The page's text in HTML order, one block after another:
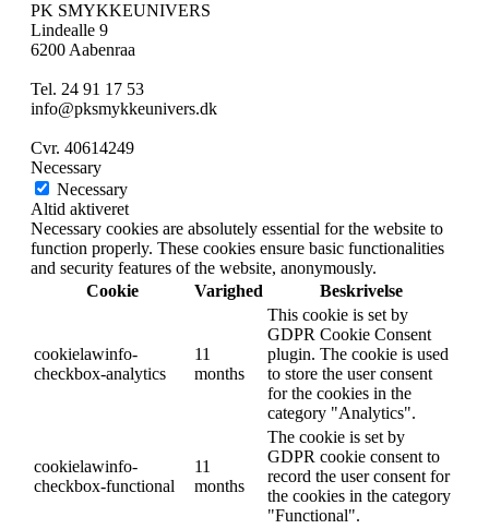
PK SMYKKEUNIVERS
Lindealle 9
6200 Aabenraa
Tel. 24 91 17 53
info@pksmykkeunivers.dk
Cvr. 40614249
Necessary
Necessary
Altid aktiveret
Necessary cookies are absolutely essential for the website to
function properly. These cookies ensure basic functionalities
and security features of the website, anonymously.
Cookie
Varighed Beskrivelse
cookielawinfo-
checkbox-analytics
11
months
This cookie is set by
GDPR Cookie Consent
plugin. The cookie is used
to store the user consent
for the cookies in the
category "Analytics".
cookielawinfo-
checkbox-functional
11
months
The cookie is set by
GDPR cookie consent to
record the user consent for
the cookies in the category
"Functional".